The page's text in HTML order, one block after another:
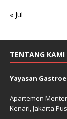
« Jul
TENTANG KAMI
Yayasan
Apartemen
Kenari, Jakarta